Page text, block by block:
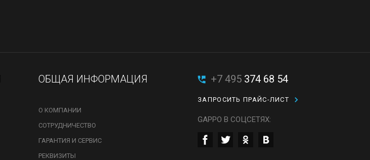
ОБЩАЯ ИНФОРМАЦИЯ
О КОМПАНИИ
СОТРУДНИЧЕСТВО
ГАРАНТИЯ И СЕРВИС
РЕКВИЗИТЫ
+7 495 374 68 54
ЗАПРОСИТЬ ПРАЙС-ЛИСТ
GAPPO В СОЦСЕТЯХ: